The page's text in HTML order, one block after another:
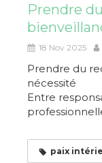
Prendre
18 Nov 2025
Prendre du
nécessité
Entre
paix